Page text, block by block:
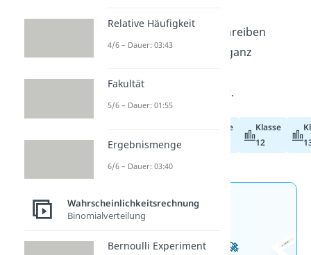
Verteilungsfunktion
beschreiben
kannst. ImVideo
erfährst ganz
Verteilungen wissen musst.
Klasse
Klasse
12
Jetzt neu: Teste dein
Wissen mit unseren
kostenlosen Aufgaben 🚀
Relative Häufigkeit
4/6 – Dauer: 03:43
Fakultät
5/6 – Dauer: 01:55
Ergebnismenge
6/6 – Dauer: 03:40
Wahrscheinlichkeitsrechnung
Binomialverteilung
Bernoulli Experiment